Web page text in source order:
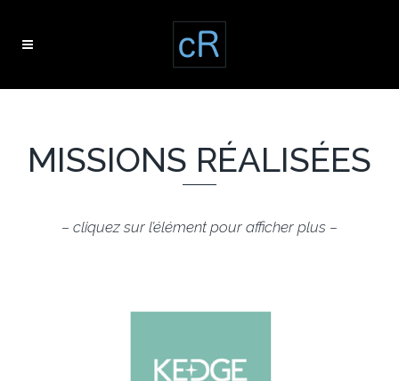
MISSIONS RÉALISÉES
– cliquez sur l’élément pour afficher plus –